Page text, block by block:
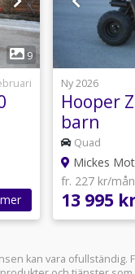
9
Ny 2026
Hooper
barn
Quad
Mickes
fr. 227 kr/mån
13 995
kan vara ofullständig.